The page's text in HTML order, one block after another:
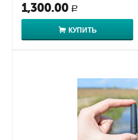
1,300.00 Р
КУПИТЬ